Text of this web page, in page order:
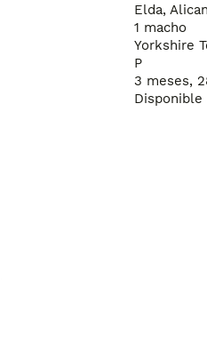
Elda,
1 macho
Yorkshire
P
3 meses,
Disponible